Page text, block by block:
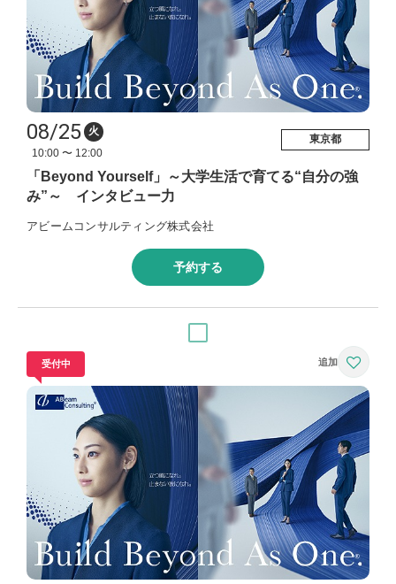
08/25
火
10:00 〜 12:00
東京都
「Beyond Yourself」～大学生活で育てる“自分の強
み”～ インタビュー力
アビームコンサルティング株式会社
予約する
受付中